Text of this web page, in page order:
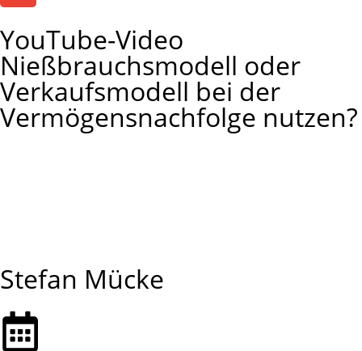
YouTube-Video
Nießbrauchsmodell oder
Verkaufsmodell bei der
Vermögensnachfolge nutzen?
Stefan Mücke